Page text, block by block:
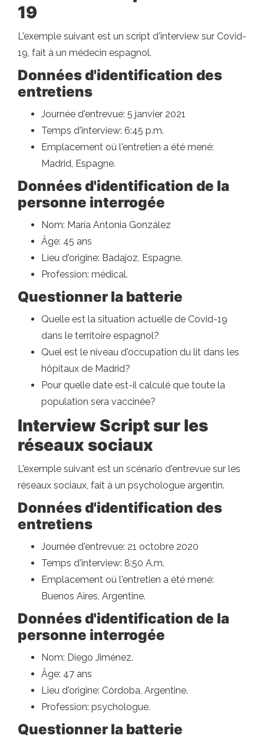
19
L'exemple suivant est un script d'interview sur Covid-
19, fait à un médecin espagnol.
Données d'identification des
entretiens
Journée d'entrevue: 5 janvier 2021
Temps d'interview: 6:45 p.m.
Emplacement où l'entretien a été mené:
Madrid, Espagne.
Données d'identification de la
personne interrogée
Nom: María Antonia González
Âge: 45 ans
Lieu d'origine: Badajoz, Espagne.
Profession: médical.
Questionner la batterie
Quelle est la situation actuelle de Covid-19
dans le territoire espagnol?
Quel est le niveau d'occupation du lit dans les
hôpitaux de Madrid?
Pour quelle date est-il calculé que toute la
population sera vaccinée?
Interview Script sur les
réseaux sociaux
L'exemple suivant est un scénario d'entrevue sur les
réseaux sociaux, fait à un psychologue argentin.
Données d'identification des
entretiens
Journée d'entrevue: 21 octobre 2020
Temps d'interview: 8:50 A.m.
Emplacement où l'entretien a été mené:
Buenos Aires, Argentine.
Données d'identification de la
personne interrogée
Nom: Diego Jiménez.
Âge: 47 ans
Lieu d'origine: Córdoba, Argentine.
Profession: psychologue.
Questionner la batterie